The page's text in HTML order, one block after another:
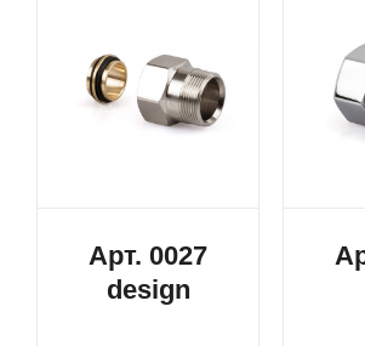
Арт. 0027
design